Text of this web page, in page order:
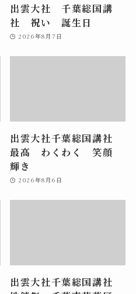
出雲大社 千葉総国講
社 祝い 誕生日
2026年8月7日
出雲大社千葉総国講社
最高 わくわく 笑顔
輝き
2026年8月6日
出雲大社千葉総国講社